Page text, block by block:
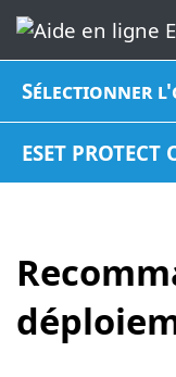
Sélectionner
ESET